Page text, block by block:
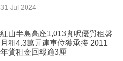
31 Jul 2024
紅山半島高座1,013實呎優質租盤
月租4.3萬元連車位獲承接 2011
年貨租金回報逾3厘